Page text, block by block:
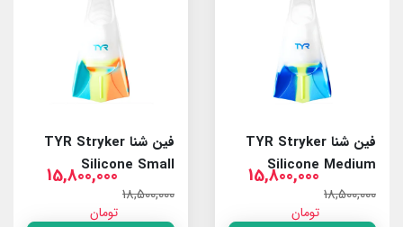
فین شنا TYR Stryker
Silicone Medium
18,500,000
15,800,000
تومان
فین شنا TYR Stryker
Silicone Small
18,500,000
15,800,000
تومان